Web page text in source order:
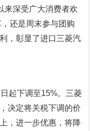
来深受广大消费者欢
还是周末参与团购
，彰显了进口三菱汽
起下调至15%。三菱
决定将关税下调的价
，进一步优惠，将降